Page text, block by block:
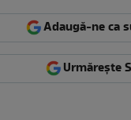
Adaugă-ne ca
Urmărește